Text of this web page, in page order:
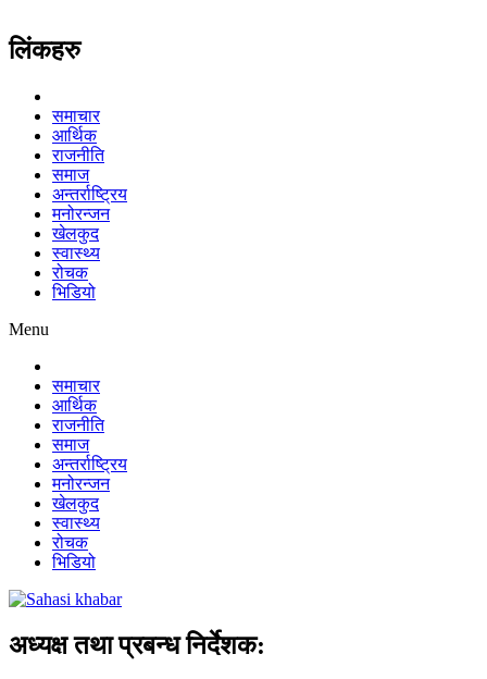
लिंकहरु
समाचार
आर्थिक
राजनीति
समाज
अन्तर्राष्ट्रिय
मनोरन्जन
खेलकुद
स्वास्थ्य
रोचक
भिडियो
Menu
समाचार
आर्थिक
राजनीति
समाज
अन्तर्राष्ट्रिय
मनोरन्जन
खेलकुद
स्वास्थ्य
रोचक
भिडियो
अध्यक्ष तथा प्रबन्ध निर्देशक: